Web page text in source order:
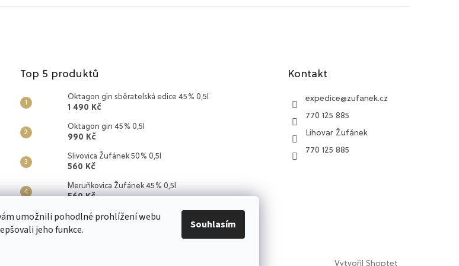
umožnili pohodlné prohlížení webu
jeho funkce.
Souhlasím
Top 5 produktů
Oktagon gin sběratelská edice 45% 0,5l
1 490 Kč
Oktagon gin 45% 0,5l
990 Kč
Slivovica Žufánek 50% 0,5l
560 Kč
Meruňkovica Žufánek 45% 0,5l
560 Kč
Hruškovica Žufánek z dubového sudu 40% 0,5l
650 Kč
Kontakt
expedice@zufanek.cz
770 125 885
Lihovar Žufánek
770 125 885
Vytvořil Shoptet